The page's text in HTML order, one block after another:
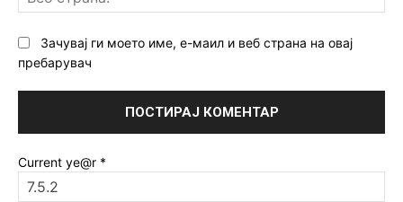
Зачувај ги моето име, е-маил и веб страна на овај
пребарувач
Current ye@r *